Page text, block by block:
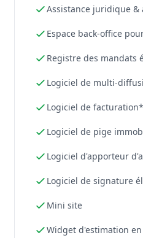
Assistance juridique
Espace back-office
Registre des mandats
Logiciel de multi-
Logiciel de facturation*
Logiciel de pige
Logiciel d'apporteur
Logiciel de signature
Mini site
Widget d'estimation